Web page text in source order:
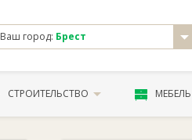
Ваш город: Брест
СТРОИТЕЛЬСТВО МЕБЕЛЬ